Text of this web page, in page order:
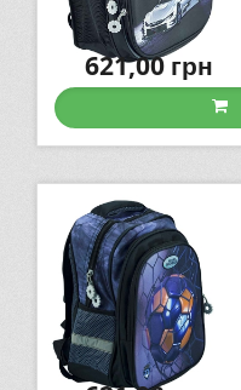
621,00грн